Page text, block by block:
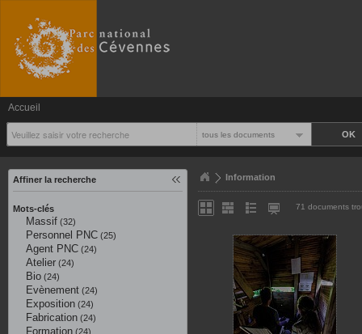
Accueil
tous les documents
Affiner la recherche
Mots-clés
Massif (32)
Personnel PNC (25)
Agent PNC (24)
Atelier (24)
Bio (24)
Evènement (24)
Exposition (24)
Fabrication (24)
Formation (24)
Information
71 documents